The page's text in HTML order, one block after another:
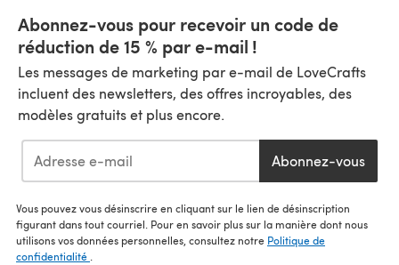
Abonnez-vous pour recevoir un code de
réduction de 15 % par e-mail !
Les messages de marketing par e-mail de LoveCrafts
incluent des newsletters, des offres incroyables, des
modèles gratuits et plus encore.
Abonnez-vous
Vous pouvez vous désinscrire en cliquant sur le lien de désinscription
figurant dans tout courriel. Pour en savoir plus sur la manière dont nous
utilisons vos données personnelles, consultez notre Politique de
confidentialité